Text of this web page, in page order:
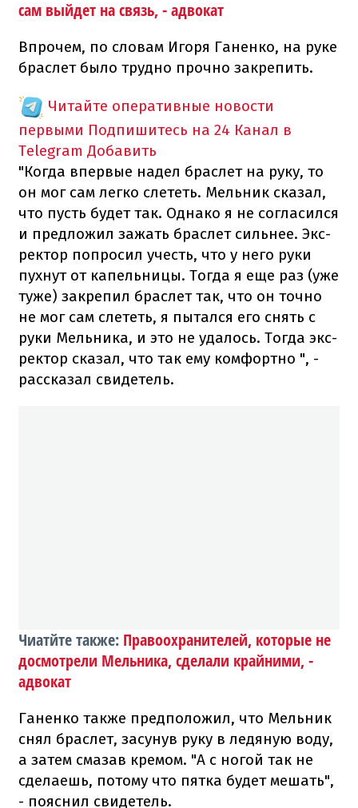
сам выйдет на связь, - адвокат
Впрочем, по словам Игоря Ганенко, на руке
браслет было трудно прочно закрепить.
Читайте оперативные новости
первыми Подпишитесь на 24 Канал в
Telegram Добавить
"Когда впервые надел браслет на руку, то
он мог сам легко слететь. Мельник сказал,
что пусть будет так. Однако я не согласился
и предложил зажать браслет сильнее. Экс-
ректор попросил учесть, что у него руки
пухнут от капельницы. Тогда я еще раз (уже
туже) закрепил браслет так, что он точно
не мог сам слететь, я пытался его снять с
руки Мельника, и это не удалось. Тогда экс-
ректор сказал, что так ему комфортно ", -
рассказал свидетель.
Чиатйте также: Правоохранителей, которые не
досмотрели Мельника, сделали крайними, -
адвокат
Ганенко также предположил, что Мельник
снял браслет, засунув руку в ледяную воду,
а затем смазав кремом. "А с ногой так не
сделаешь, потому что пятка будет мешать",
- пояснил свидетель.